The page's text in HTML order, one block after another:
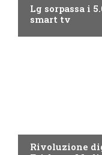
Lg sorpassa i
smart tv
Rivoluzione